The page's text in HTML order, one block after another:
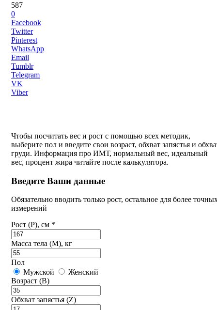
587
0
Facebook
Twitter
Pinterest
WhatsApp
Email
Tumblr
Telegram
VK
Viber
Чтобы посчитать вес и рост с помощью всех методик,
выберите пол и введите свои возраст, обхват запястья и
груди. Информация про ИМТ, нормальный вес, идеальный
вес, процент жира читайте после калькулятора.
Введите Ваши данные
Обязательно вводить только рост, остальное для более
измерений
Рост (P), см *
Масса тела (M), кг
Пол
Мужской
Женский
Возраст (B)
Обхват запястья (Z)